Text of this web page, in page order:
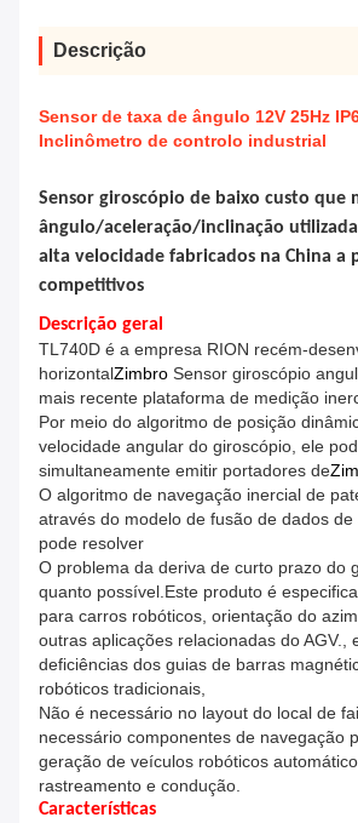
Descrição
Sensor de taxa de ângulo 12V 25Hz
Inclinômetro de controlo industrial
Sensor giroscópio de baixo custo que
ângulo/aceleração/inclinação
alta velocidade fabricados na China a
competitivos
Descrição geral
TL740D é a empresa RION recém-
horizontalZimbro Sensor giroscópio
mais recente plataforma de medição
Por meio do algoritmo de posição
velocidade angular do giroscópio, ele
simultaneamente emitir portadores de
O algoritmo de navegação inercial de
através do modelo de fusão de dados
pode resolver
O problema da deriva de curto prazo do
quanto possível.Este produto é
para carros robóticos, orientação do
outras aplicações relacionadas do AGV.,
deficiências dos guias de barras
robóticos tradicionais,
Não é necessário no layout do local de
necessário componentes de navegação
geração de veículos robóticos
rastreamento e condução.
Características